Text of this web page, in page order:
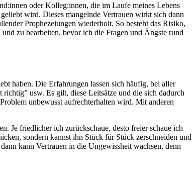
oder Kolleg:innen, die im Laufe meines Lebens
wird. Dieses mangelnde Vertrauen wirkt sich dann
Prophezeiungen wiederholt. So besteht das Risiko,
zu bearbeiten, bevor ich die Fragen und Ängste rund
haben. Die Erfahrungen lassen sich häufig, bei aller
usw. Es gilt, diese Leitsätze und die sich dadurch
unbewusst aufrechterhalten wird. Mit anderen
Je friedlicher ich zurückschaue, desto freier schaue ich
sondern kannst ihn Stück für Stück zerschneiden und
kann Vertrauen in die Ungewissheit wachsen, denn